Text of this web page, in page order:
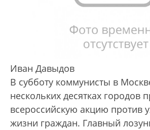
Иван Давыдов
В субботу коммунисты в
нескольких десятках городов
всероссийскую акцию против
жизни граждан. Главный